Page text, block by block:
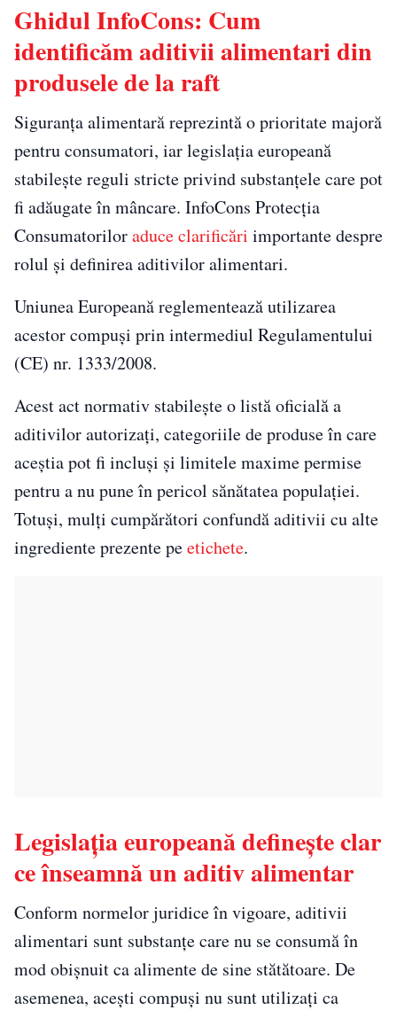
Ghidul InfoCons: Cum
identificăm aditivii alimentari din
produsele de la raft
Siguranța alimentară reprezintă o prioritate majoră
pentru consumatori, iar legislația europeană
stabilește reguli stricte privind substanțele care pot
fi adăugate în mâncare. InfoCons Protecția
Consumatoriloraduce clarificări importante despre
rolul și definirea aditivilor alimentari.
Uniunea Europeană reglementează utilizarea
acestor compuși prin intermediul Regulamentului
(CE) nr. 1333/2008.
Acest act normativ stabilește o listă oficială a
aditivilor autorizați, categoriile de produse în care
aceștia pot fi incluși și limitele maxime permise
pentru a nu pune în pericol sănătatea populației.
Totuși, mulți cumpărători confundă aditivii cu alte
ingrediente prezente peetichete.
Legislația europeană definește clar
ce înseamnă un aditiv alimentar
Conform normelor juridice în vigoare, aditivii
alimentari sunt substanțe care nu se consumă în
mod obișnuit ca alimente de sine stătătoare. De
asemenea, acești compuși nu sunt utilizați ca